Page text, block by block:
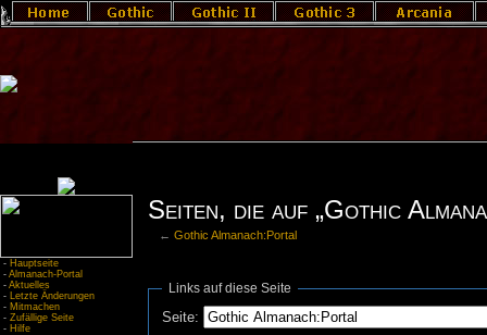
- Hauptseite
- Almanach-Portal
- Aktuelles
- Letzte Änderungen
- Mitmachen
- Zufällige Seite
- Hilfe
Seiten, die auf „Gothic
←Gothic Almanach:Portal
Links auf diese Seite
Seite: